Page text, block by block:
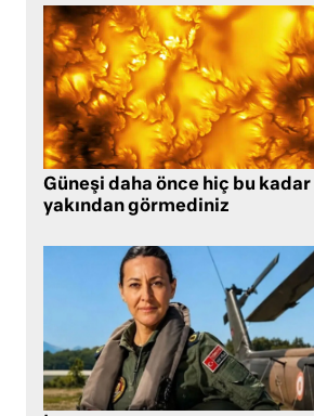
Güneşi daha önce hiç bu kadar
yakından görmediniz